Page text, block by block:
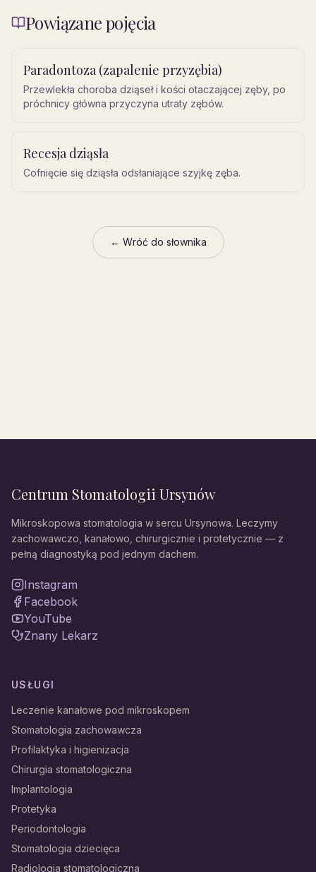
Powiązane pojęcia
Paradontoza (zapalenie przyzębia)
Przewlekła choroba dziąseł i kości otaczającej zęby, po
próchnicy główna przyczyna utraty zębów.
Recesja dziąsła
Cofnięcie się dziąsła odsłaniające szyjkę zęba.
← Wróć do słownika
Centrum Stomatologii Ursynów
Mikroskopowa stomatologia w sercu Ursynowa. Leczymy
zachowawczo, kanałowo, chirurgicznie i protetycznie — z
pełną diagnostyką pod jednym dachem.
Instagram
Facebook
YouTube
Znany Lekarz
USŁUGI
Leczenie kanałowe pod mikroskopem
Stomatologia zachowawcza
Profilaktyka i higienizacja
Chirurgia stomatologiczna
Implantologia
Protetyka
Periodontologia
Stomatologia dziecięca
Radiologia stomatologiczna